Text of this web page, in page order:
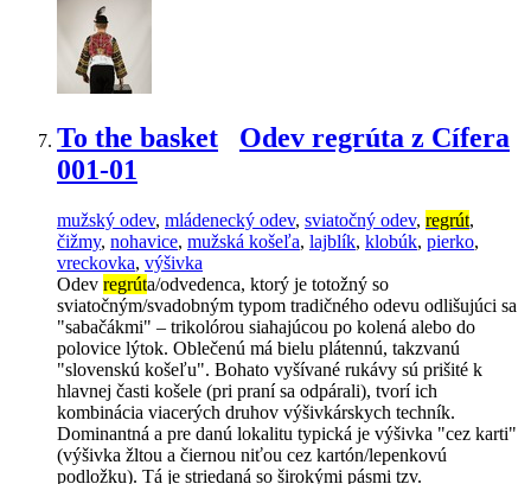
To the basket
Odev regrúta z Cífera
001-01
mužský odev, mládenecký odev, sviatočný odev, regrút,
čižmy, nohavice, mužská košeľa, lajblík, klobúk, pierko,
vreckovka, výšivka
Odev regrúta/odvedenca, ktorý je totožný so
sviatočným/svadobným typom tradičného odevu odlišujúci sa
"sabačákmi" – trikolórou siahajúcou po kolená alebo do
polovice lýtok. Oblečenú má bielu plátennú, takzvanú
"slovenskú košeľu". Bohato vyšívané rukávy sú prišité k
hlavnej časti košele (pri praní sa odpárali), tvorí ich
kombinácia viacerých druhov výšivkárskych techník.
Dominantná a pre danú lokalitu typická je výšivka "cez karti"
(výšivka žltou a čiernou niťou cez kartón/lepenkovú
podložku). Tá je striedaná so širokými pásmi tzv.